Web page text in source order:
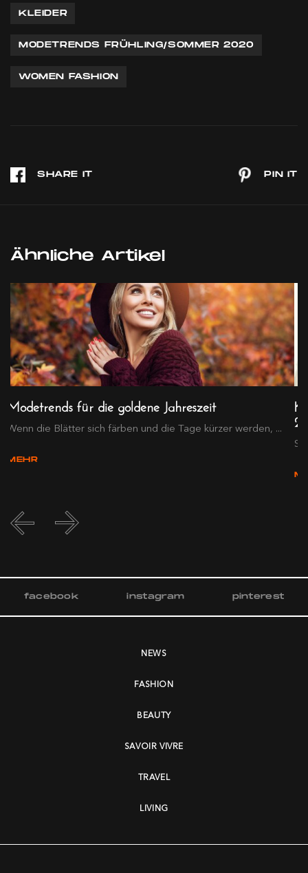
KLEIDER
MODETRENDS FRÜHLING/SOMMER 2020
WOMEN FASHION
Ähnliche Artikel
Modetrends für die goldene Jahreszeit
Wenn die Blätter sich färben und die Tage kürzer werden, ...
MEHR
facebook instagram pinterest
NEWS
FASHION
BEAUTY
SAVOIR VIVRE
TRAVEL
LIVING